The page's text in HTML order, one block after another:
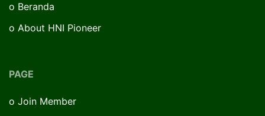
o Beranda
o About HNI Pioneer
PAGE
o Join Member